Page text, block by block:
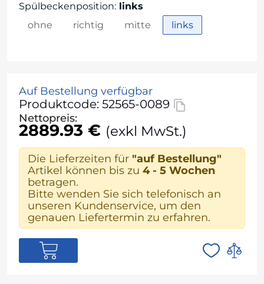
Spülbeckenposition: links
ohne
richtig mitte links
Auf Bestellung verfügbar
Produktcode: 52565-0089
Nettopreis:
2889.93 € (exkl MwSt.)
Die Lieferzeiten für "auf Bestellung"
Artikel können bis zu 4 - 5 Wochen
betragen.
Bitte wenden Sie sich telefonisch an
unseren Kundenservice, um den
genauen Liefertermin zu erfahren.